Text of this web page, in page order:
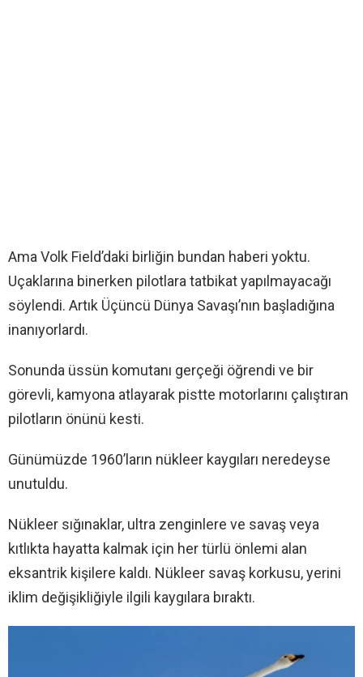
Ama Volk Field’daki birliğin bundan haberi yoktu.
Uçaklarına binerken pilotlara tatbikat yapılmayacağı
söylendi. Artık Üçüncü Dünya Savaşı’nın başladığına
inanıyorlardı.
Sonunda üssün komutanı gerçeği öğrendi ve bir
görevli, kamyona atlayarak pistte motorlarını çalıştıran
pilotların önünü kesti.
Günümüzde 1960’ların nükleer kaygıları neredeyse
unutuldu.
Nükleer sığınaklar, ultra zenginlere ve savaş veya
kıtlıkta hayatta kalmak için her türlü önlemi alan
eksantrik kişilere kaldı. Nükleer savaş korkusu, yerini
iklim değişikliğiyle ilgili kaygılara bıraktı.